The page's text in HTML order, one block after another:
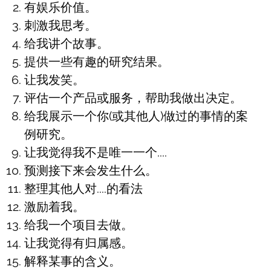
有娱乐价值。
刺激我思考。
给我讲个故事。
提供一些有趣的研究结果。
让我发笑。
评估一个产品或服务，帮助我做出决定。
给我展示一个你(或其他人)做过的事情的案
例研究。
让我觉得我不是唯一一个....
预测接下来会发生什么。
整理其他人对....的看法
激励着我。
给我一个项目去做。
让我觉得有归属感。
解释某事的含义。